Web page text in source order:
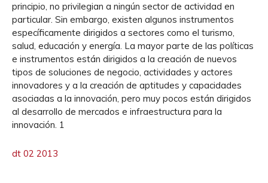
principio, no privilegian a ningún sector de actividad en
particular. Sin embargo, existen algunos instrumentos
específicamente dirigidos a sectores como el turismo,
salud, educación y energía. La mayor parte de las políticas
e instrumentos están dirigidos a la creación de nuevos
tipos de soluciones de negocio, actividades y actores
innovadores y a la creación de aptitudes y capacidades
asociadas a la innovación, pero muy pocos están dirigidos
al desarrollo de mercados e infraestructura para la
innovación. 1
dt 02 2013